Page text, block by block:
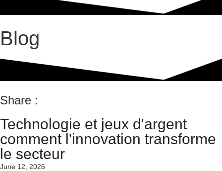
Blog
Share :
Technologie et jeux d'argent
comment l'innovation transforme
le secteur
June 12, 2026